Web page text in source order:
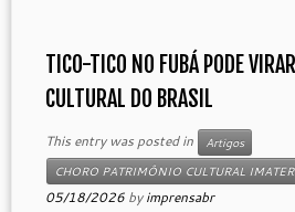
TICO-TICO NO FUBÁ PODE
CULTURAL DO BRASIL
This entry was posted in
Artigos
CHORO PATRIMÔNIO CULTURAL
05/18/2026 byimprensabr